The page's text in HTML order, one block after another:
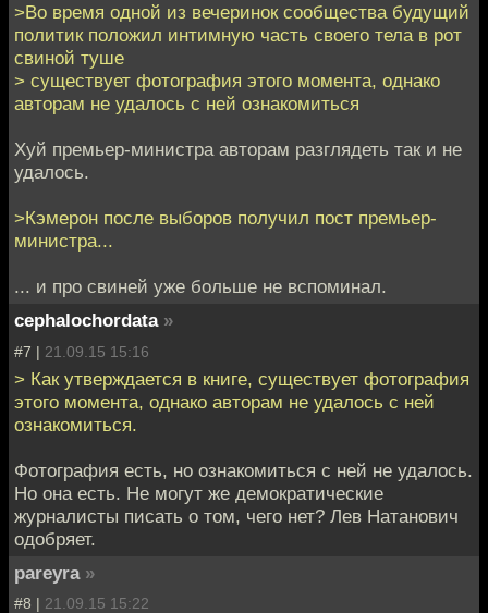
>Во время одной из вечеринок сообщества будущий
политик положил интимную часть своего тела в рот
свиной туше
> существует фотография этого момента, однако
авторам не удалось с ней ознакомиться
Хуй премьер-министра авторам разглядеть так и не
удалось.
>Кэмерон после выборов получил пост премьер-
министра...
... и про свиней уже больше не вспоминал.
cephalochordata »
#7 | 21.09.15 15:16
> Как утверждается в книге, существует фотография
этого момента, однако авторам не удалось с ней
ознакомиться.
Фотография есть, но ознакомиться с ней не удалось.
Но она есть. Не могут же демократические
журналисты писать о том, чего нет? Лев Натанович
одобряет.
pareyra »
#8 | 21.09.15 15:22